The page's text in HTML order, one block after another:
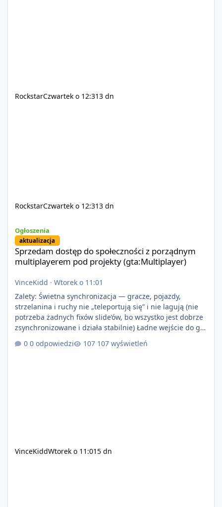
RockstarCzwartek o 12:313 dn
RockstarCzwartek o 12:313 dn
Ogłoszenia
aktualizacja
Sprzedam dostęp do społeczności z porządnym
multiplayerem pod projekty (gta:Multiplayer)
VinceKidd · Wtorek o 11:01
Zalety: Świetna synchronizacja — gracze, pojazdy,
strzelanina i ruchy nie „teleportują się” i nie lagują (nie
potrzeba żadnych fixów slide’ów, bo wszystko jest dobrze
zsynchronizowane i działa stabilnie) Ładne wejście do gry
+ solidny antycheat na poziomie multiplayera Wygodne
pisanie własnych modów i skryptów (wsparcie C# / JS /
0 odpowiedzi 107 wyświetleń
VinceKiddWtorek o 11:015 dn